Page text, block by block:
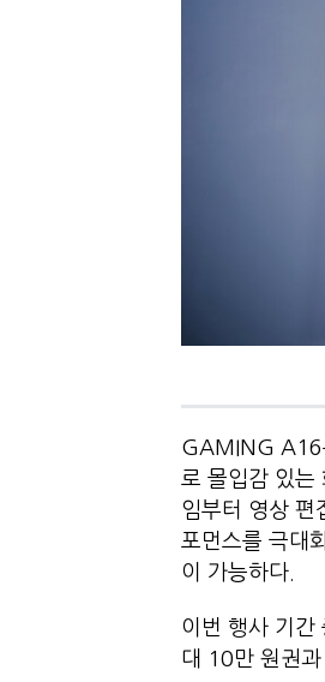
GAMING A16
로 몰입감 있는
임부터 영상 편
포먼스를 극대
이 가능하다.
이번 행사 기간
대 10만 원권